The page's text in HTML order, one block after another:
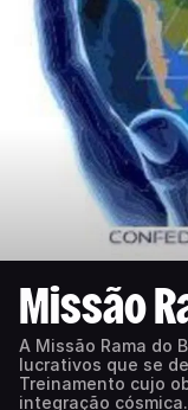
Missão
A Missão Rama do
lucrativos que se
Treinamento cujo
integração